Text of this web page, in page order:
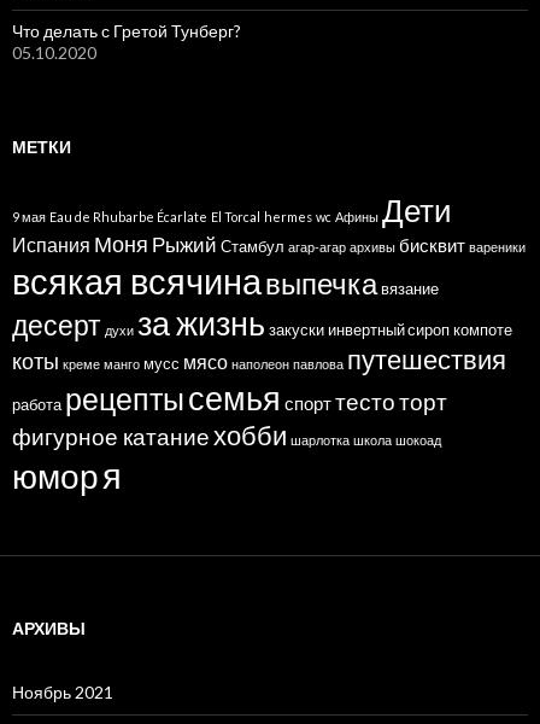
Что делать с Гретой Тунберг?
05.10.2020
МЕТКИ
9 мая Eau de Rhubarbe Écarlate El Torcal hermes wc Афины Дети
Испания Моня Рыжий Стамбул агар-агар архивы бисквит вареники
всякая всячинавыпечка вязание
десерт духи за жизнь закуски инвертный сироп компоте
коты креме манго мусс мясо наполеон павлова путешествия
работа рецептысемья спорттестоторт
фигурное катаниехобби шарлотка школа шокоад
юморя
АРХИВЫ
Ноябрь 2021